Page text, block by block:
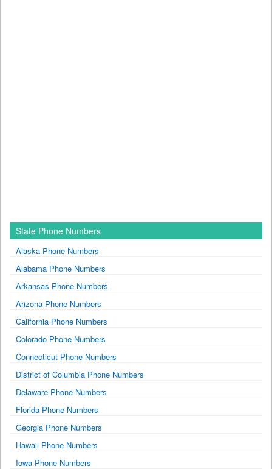
State Phone Numbers
Alaska Phone Numbers
Alabama Phone Numbers
Arkansas Phone Numbers
Arizona Phone Numbers
California Phone Numbers
Colorado Phone Numbers
Connecticut Phone Numbers
District of Columbia Phone Numbers
Delaware Phone Numbers
Florida Phone Numbers
Georgia Phone Numbers
Hawaii Phone Numbers
Iowa Phone Numbers